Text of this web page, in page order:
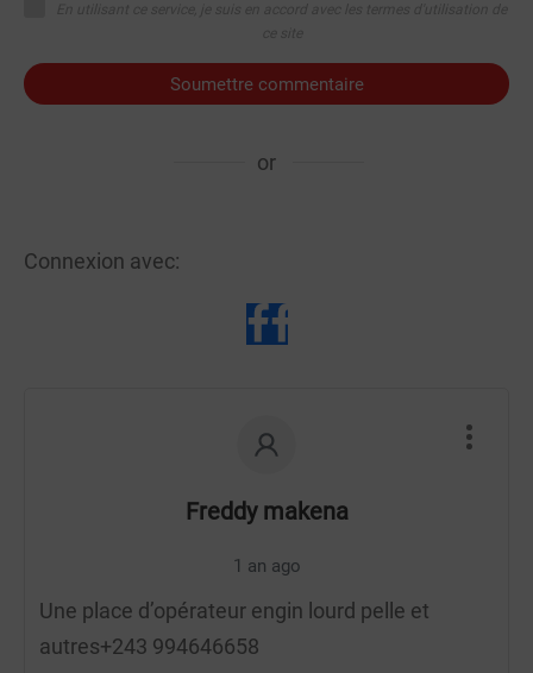
Soumettre commentaire
or
Connexion avec:
Freddy makena
1 an ago
Une place d’opérateur engin lourd pelle et
autres+243 994646658